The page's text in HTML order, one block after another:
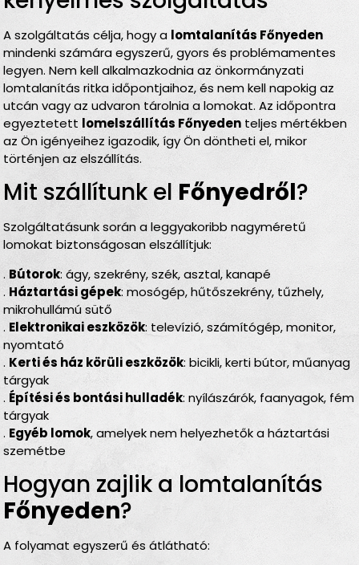
A szolgáltatás célja, hogy a lomtalanítás Főnyeden
mindenki számára egyszerű, gyors és problémamentes
legyen. Nem kell alkalmazkodnia az önkormányzati
lomtalanítás ritka időpontjaihoz, és nem kell napokig az
utcán vagy az udvaron tárolnia a lomokat. Az időpontra
egyeztetett lomelszállítás Főnyeden teljes mértékben
az Ön igényeihez igazodik, így Ön döntheti el, mikor
történjen az elszállítás.
Mit szállítunk el Főnyedről?
Szolgáltatásunk során a leggyakoribb nagyméretű
lomokat biztonságosan elszállítjuk:
. Bútorok: ágy, szekrény, szék, asztal, kanapé
. Háztartási gépek: mosógép, hűtőszekrény, tűzhely,
mikrohullámú sütő
. Elektronikai eszközök: televízió, számítógép, monitor,
nyomtató
. Kerti és ház körüli eszközök: bicikli, kerti bútor, műanyag
tárgyak
. Építési és bontási hulladék: nyílászárók, faanyagok, fém
tárgyak
. Egyéb lomok, amelyek nem helyezhetők a háztartási
szemétbe
Hogyan zajlik a lomtalanítás
Főnyeden?
A folyamat egyszerű és átlátható: